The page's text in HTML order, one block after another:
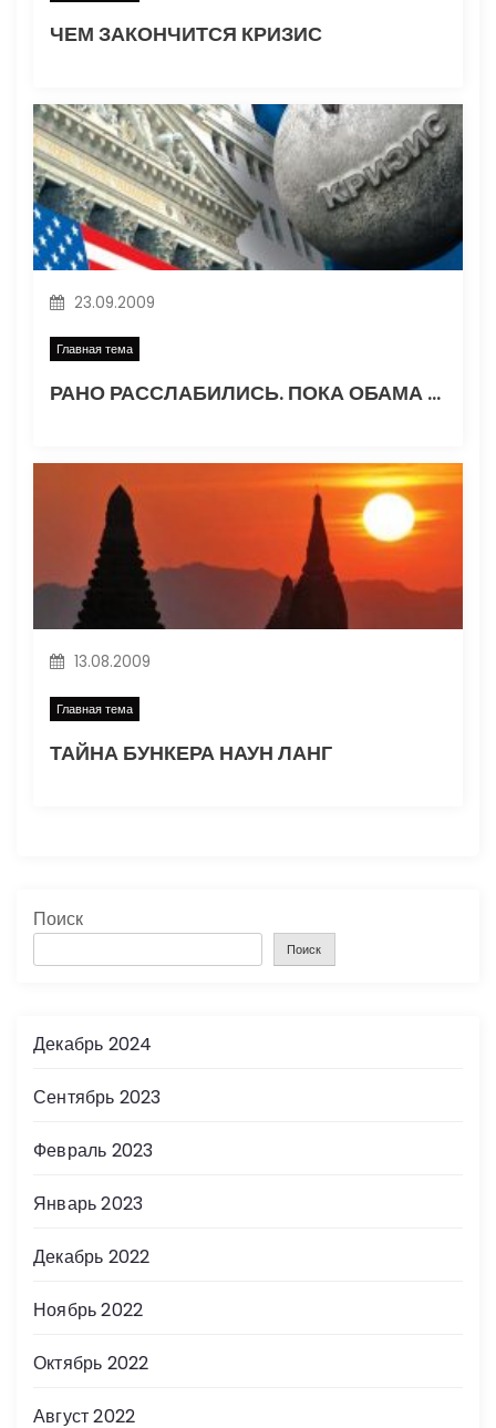
м
ЧЕМ ЗАКОНЧИТСЯ КРИЗИС
23.09.2009
Главная тема
РАНО РАССЛАБИЛИСЬ. ПОКА ОБАМА ОТДЫХАЛ, ЭКСПЕРТЫ ЗАГОВОРИЛИ О НОВОЙ ВОЛНЕ КРИЗИСА
13.08.2009
Главная тема
ТАЙНА БУНКЕРА НАУН ЛАНГ
Поиск
Поиск
Декабрь 2024
Сентябрь 2023
Февраль 2023
Январь 2023
Декабрь 2022
Ноябрь 2022
Октябрь 2022
Август 2022